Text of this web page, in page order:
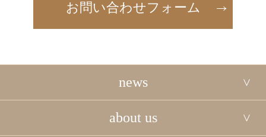
お問い合わせフォーム
news
about us